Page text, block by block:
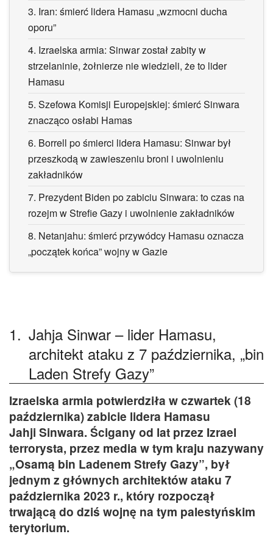
3. Iran: śmierć lidera Hamasu „wzmocni ducha
oporu”
4. Izraelska armia: Sinwar został zabity w
strzelaninie, żołnierze nie wiedzieli, że to lider
Hamasu
5. Szefowa Komisji Europejskiej: śmierć Sinwara
znacząco osłabi Hamas
6. Borrell po śmierci lidera Hamasu: Sinwar był
przeszkodą w zawieszeniu broni i uwolnieniu
zakładników
7. Prezydent Biden po zabiciu Sinwara: to czas na
rozejm w Strefie Gazy i uwolnienie zakładników
8. Netanjahu: śmierć przywódcy Hamasu oznacza
„początek końca” wojny w Gazie
1. Jahja Sinwar – lider Hamasu,
architekt ataku z 7 października, „bin
Laden Strefy Gazy”
Izraelska armia potwierdziła w czwartek (18
października) zabicie lidera Hamasu
Jahji Sinwara. Ścigany od lat przez Izrael
terrorysta, przez media w tym kraju nazywany
„Osamą bin Ladenem Strefy Gazy”, był
jednym z głównych architektów ataku 7
października 2023 r., który rozpoczął
trwającą do dziś wojnę na tym palestyńskim
terytorium.